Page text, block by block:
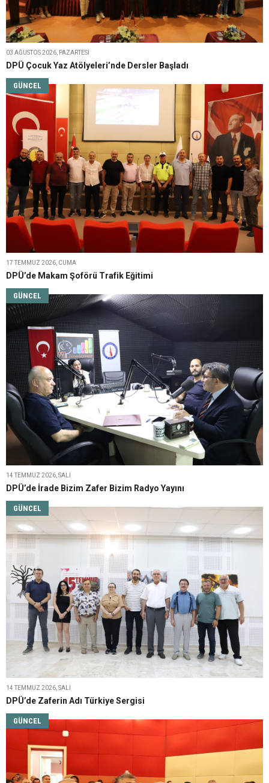
03 AĞUSTOS 2026, PAZARTESI
DPÜ Çocuk Yaz Atölyeleri’nde Dersler Başladı
GÜNCEL
17 TEMMUZ 2026, CUMA
DPÜ’de Makam Şoförü Trafik Eğitimi
GÜNCEL
14 TEMMUZ 2026, SALI
DPÜ’de İrade Bizim Zafer Bizim Radyo Yayını
GÜNCEL
14 TEMMUZ 2026, SALI
DPÜ’de Zaferin Adı Türkiye Sergisi
GÜNCEL